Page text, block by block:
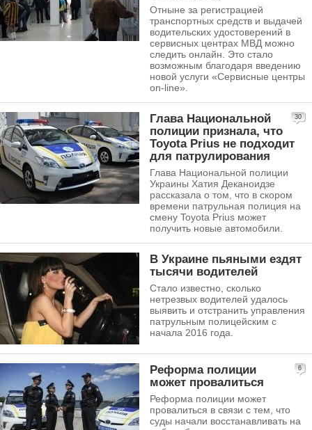
Отныне за регистрацией
транспортных средств и выдачей
водительских удостоверений в
сервисных центрах МВД можно
следить онлайн. Это стало
возможным благодаря введению
новой услуги «Сервисные центры
on-line».
30
Глава Национальной
полиции признала, что
Toyota Prius не подходит
для патрулирования
Глава Национальной полиции
Украины Хатия Деканоидзе
рассказала о том, что в скором
времени патрульная полиция на
смену Toyota Prius может
получить новые автомобили.
В Украине пьяными ездят
тысячи водителей
Стало известно, сколько
нетрезвых водителей удалось
выявить и отстранить управления
патрульным полицейским с
начала 2016 года.
6
Реформа полиции
может провалиться
Реформа полиции может
провалиться в связи с тем, что
суды начали восстанавливать на